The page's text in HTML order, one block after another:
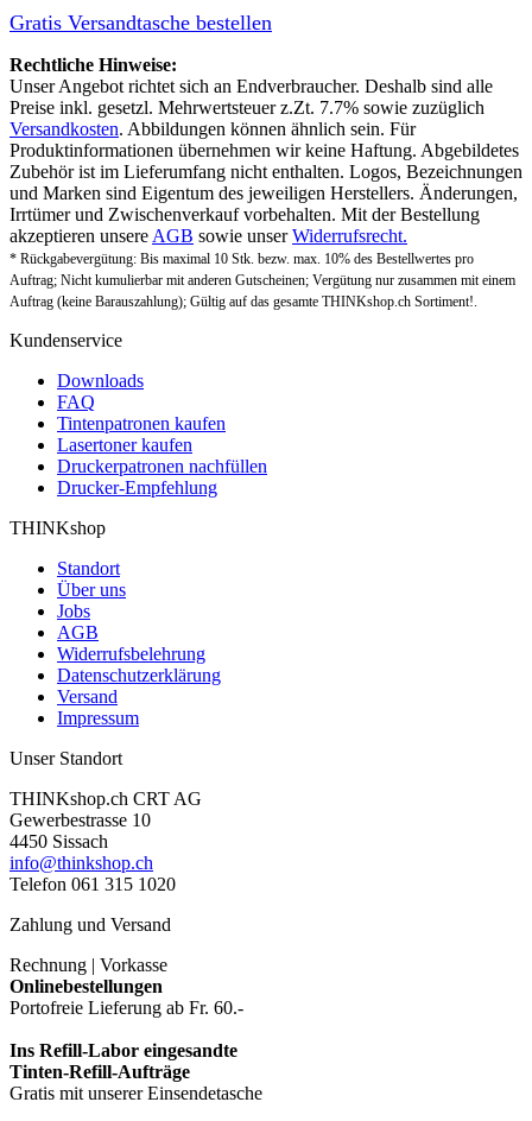
Gratis Versandtasche bestellen
Rechtliche Hinweise:
Unser Angebot richtet sich an Endverbraucher. Deshalb sind alle
Preise inkl. gesetzl. Mehrwertsteuer z.Zt. 7.7% sowie zuzüglich
Versandkosten. Abbildungen können ähnlich sein. Für
Produktinformationen übernehmen wir keine Haftung. Abgebildetes
Zubehör ist im Lieferumfang nicht enthalten. Logos, Bezeichnungen
und Marken sind Eigentum des jeweiligen Herstellers. Änderungen,
Irrtümer und Zwischenverkauf vorbehalten. Mit der Bestellung
akzeptieren unsere AGB sowie unserWiderrufsrecht.
* Rückgabevergütung: Bis maximal 10 Stk. bezw. max. 10% des Bestellwertes pro
Auftrag; Nicht kumulierbar mit anderen Gutscheinen; Vergütung nur zusammen mit einem
Auftrag (keine Barauszahlung); Gültig auf das gesamte THINKshop.ch Sortiment!.
Kundenservice
Downloads
FAQ
Tintenpatronen kaufen
Lasertoner kaufen
Druckerpatronen nachfüllen
Drucker-Empfehlung
THINKshop
Standort
Über uns
Jobs
AGB
Widerrufsbelehrung
Datenschutzerklärung
Versand
Impressum
Unser Standort
THINKshop.ch CRT AG
Gewerbestrasse 10
4450 Sissach
info@thinkshop.ch
Telefon 061 315 1020
Zahlung und Versand
Rechnung | Vorkasse
Onlinebestellungen
Portofreie Lieferung ab Fr. 60.-
Ins Refill-Labor eingesandte
Tinten-Refill-Aufträge
Gratis mit unserer Einsendetasche